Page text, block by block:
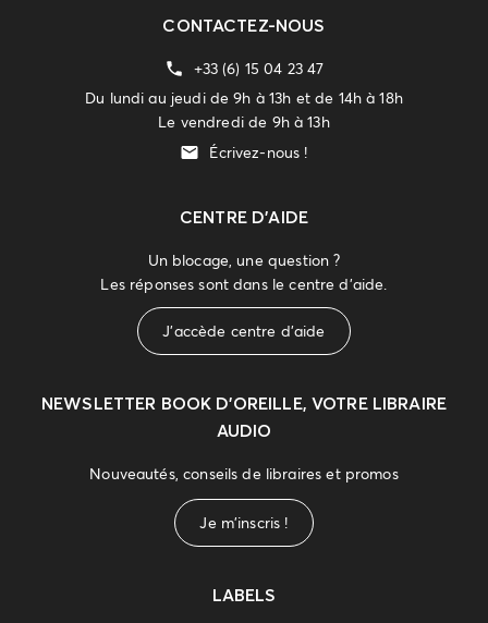
CONTACTEZ-NOUS
+33 (6) 15 04 23 47
Du lundi au jeudi de 9h à 13h et de 14h à 18h
Le vendredi de 9h à 13h
Écrivez-nous !
CENTRE D'AIDE
Un blocage, une question ?
Les réponses sont dans le centre d'aide.
J'accède centre d'aide
NEWSLETTER BOOK D’OREILLE, VOTRE LIBRAIRE
AUDIO
Nouveautés, conseils de libraires et promos
Je m'inscris !
LABELS